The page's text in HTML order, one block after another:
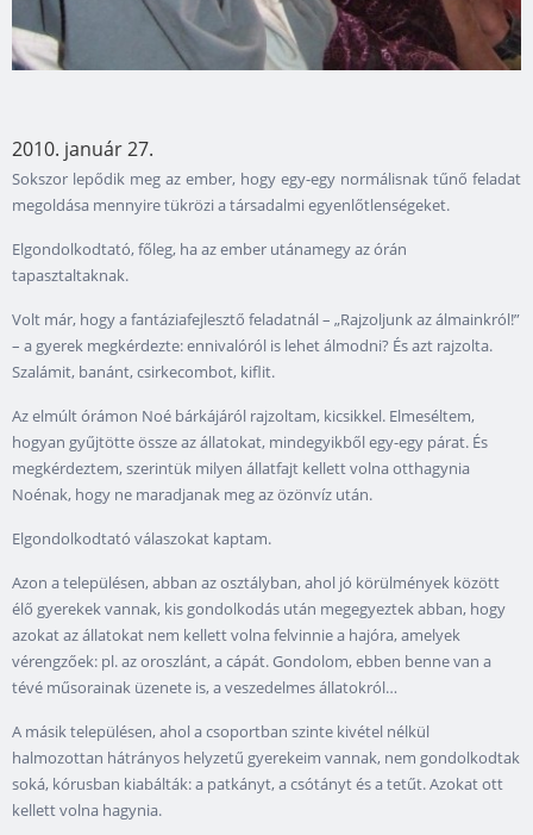
2010. január 27.
Sokszor lepődik meg az ember, hogy egy-egy normálisnak tűnő feladat
megoldása mennyire tükrözi a társadalmi egyenlőtlenségeket.
Elgondolkodtató, főleg, ha az ember utánamegy az órán
tapasztaltaknak.
Volt már, hogy a fantáziafejlesztő feladatnál – „Rajzoljunk az álmainkról!”
– a gyerek megkérdezte: ennivalóról is lehet álmodni? És azt rajzolta.
Szalámit, banánt, csirkecombot, kiflit.
Az elmúlt órámon Noé bárkájáról rajzoltam, kicsikkel. Elmeséltem,
hogyan gyűjtötte össze az állatokat, mindegyikből egy-egy párat. És
megkérdeztem, szerintük milyen állatfajt kellett volna otthagynia
Noénak, hogy ne maradjanak meg az özönvíz után.
Elgondolkodtató válaszokat kaptam.
Azon a településen, abban az osztályban, ahol jó körülmények között
élő gyerekek vannak, kis gondolkodás után megegyeztek abban, hogy
azokat az állatokat nem kellett volna felvinnie a hajóra, amelyek
vérengzőek: pl. az oroszlánt, a cápát. Gondolom, ebben benne van a
tévé műsorainak üzenete is, a veszedelmes állatokról…
A másik településen, ahol a csoportban szinte kivétel nélkül
halmozottan hátrányos helyzetű gyerekeim vannak, nem gondolkodtak
soká, kórusban kiabálták: a patkányt, a csótányt és a tetűt. Azokat ott
kellett volna hagynia.